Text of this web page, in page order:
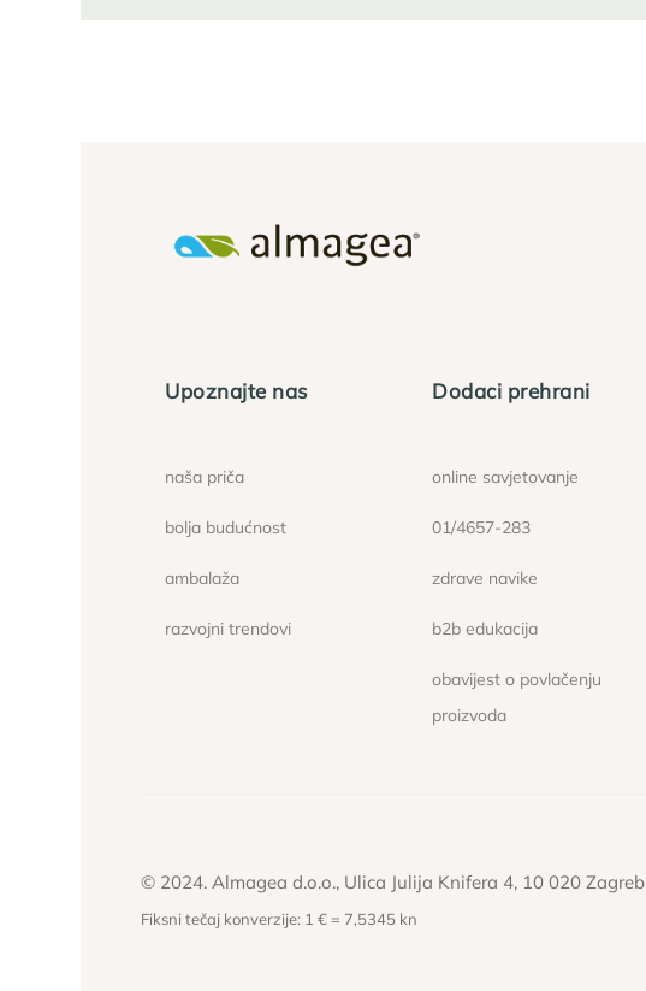
Upoznajte nas
naša priča
bolja budućnost
ambalaža
razvojni trendovi
Dodaci prehrani
online savjetovanje
01/4657-283
zdrave navike
b2b edukacija
obavijest o povlačenju
proizvoda
© 2024. Almagea d.o.o., Ulica Julija Knifera 4, 10 020 Zagreb
Fiksni tečaj konverzije: 1 € = 7,5345 kn